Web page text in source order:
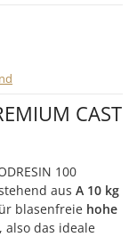
CAST
100
aus A 10 kg
blasenfreie hohe
das ideale